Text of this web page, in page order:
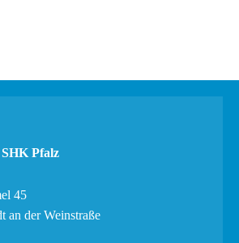
Pfalz
45
an der Weinstraße